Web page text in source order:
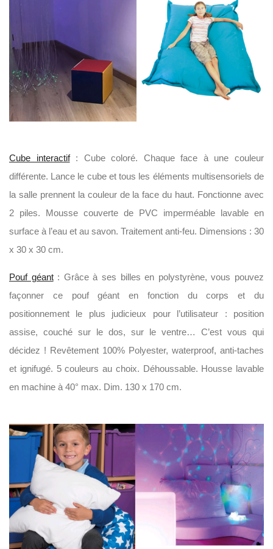
Cube interactif: Cube coloré. Chaque face à une couleur
différente. Lance le cube et tous les éléments multisensoriels de
la salle prennent la couleur de la face du haut. Fonctionne avec
2 piles. Mousse couverte de PVC imperméable lavable en
surface à l’eau et au savon. Traitement anti-feu. Dimensions : 30
x 30 x 30 cm.
Pouf géant: Grâce à ses billes en polystyrène, vous pouvez
façonner ce pouf géant en fonction du corps et du
positionnement le plus judicieux pour l’utilisateur : position
assise, couché sur le dos, sur le ventre… C’est vous qui
décidez ! Revêtement 100% Polyester, waterproof, anti-taches
et ignifugé. 5 couleurs au choix. Déhoussable. Housse lavable
en machine à 40° max. Dim. 130 x 170 cm.